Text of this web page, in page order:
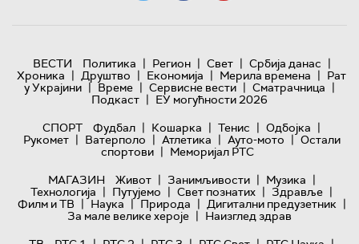
ВЕСТИ Политика | Регион | Свет | Србија данас |
Хроника | Друштво | Економија | Мерила времена | Рат
у Украјини | Време | Сервисне вести | Сматрачница |
Подкаст | ЕУ могућности 2026
СПОРТ
Фудбал | Кошарка | Тенис | Одбојка |
Рукомет | Ватерполо | Атлетика | Ауто-мото | Остали
спортови | Меморијал РТС
МАГАЗИН
Живот | Занимљивости | Музика |
Технологијa | Путујемо | Свет познатих | Здравље |
Филм и ТВ | Наука | Природа | Дигитални предузетник |
За мале велике хероје | Наизглед здрав